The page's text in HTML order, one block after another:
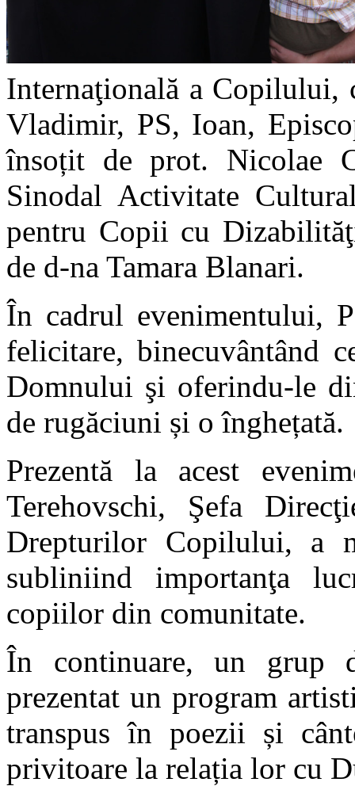
Internaţională a Copilului,
Vladimir, PS, Ioan,
însoțit de prot. Nicolae
Sinodal Activitate
pentru Copii cu
de d-na Tamara Blanari.
În cadrul evenimentului,
felicitare, binecuvântând
Domnului şi oferindu-le
de rugăciuni și o înghețată.
Prezentă la acest
Terehovschi, Şefa
Drepturilor Copilului, a
subliniind importanţa
copiilor din comunitate.
În continuare, un grup
prezentat un program
transpus în poezii și
privitoare la relația lor cu